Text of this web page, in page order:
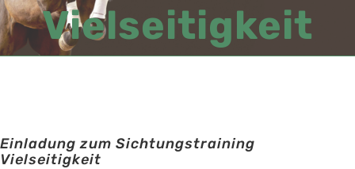
Vielseitigkeit
Einladung zum Sichtungstraining
Vielseitigkeit